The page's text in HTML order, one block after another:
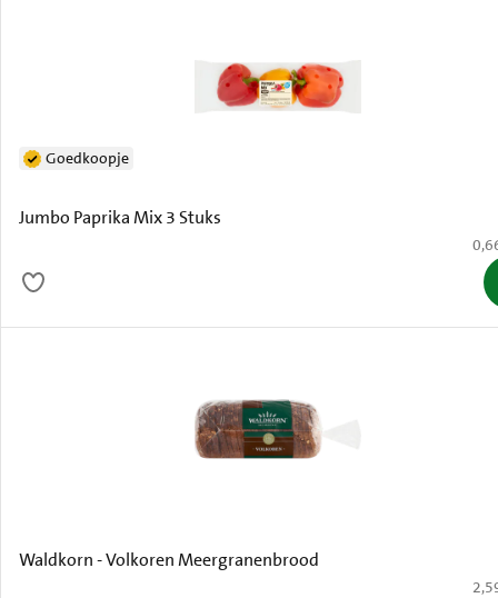
Jumbo Paprika Mix 3 Stuks
Goedkoopje
€
Waldkorn - Volkoren Meergranenbrood
€